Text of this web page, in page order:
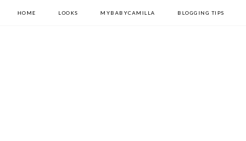
HOME LOOKS MYBABYCAMILLA BLOGGING TIPS